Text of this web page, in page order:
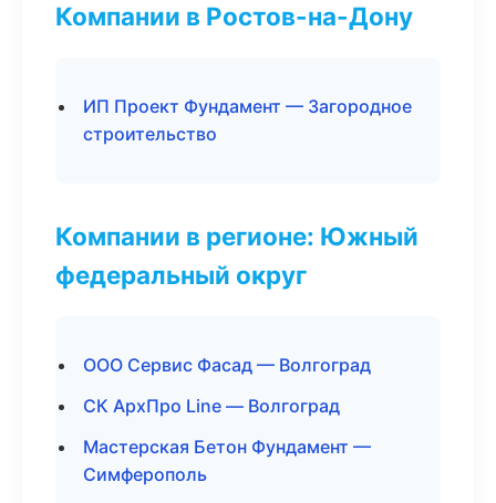
Компании в Ростов-на-Дону
ИП Проект Фундамент — Загородное
строительство
Компании в регионе: Южный
федеральный округ
ООО Сервис Фасад — Волгоград
СК АрхПро Line — Волгоград
Мастерская Бетон Фундамент —
Симферополь